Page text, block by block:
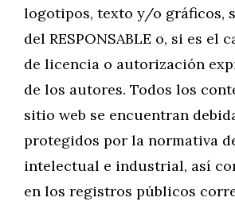
logotipos, texto y/o gráficos,
del RESPONSABLE o, si es el
de licencia o autorización
de los autores. Todos los
sitio web se encuentran
protegidos por la normativa
intelectual e industrial, así
en los registros públicos